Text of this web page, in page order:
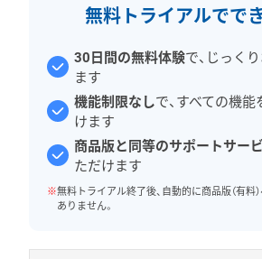
無料トライアルでで
30日間の無料体験で、じっく
ます
機能制限なしで、すべての機
けます
商品版と同等のサポートサー
ただけます
※無料トライアル終了後、自動的に商品版（有料
ありません。